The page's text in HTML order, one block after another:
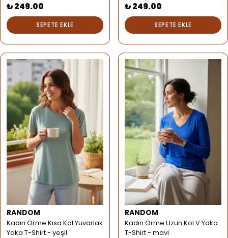
₺ 249.00
SEPETE EKLE
₺ 249.00
SEPETE EKLE
RANDOM
Kadın Örme Kısa Kol Yuvarlak
Yaka T-Shirt - yeşil
RANDOM
Kadın Örme Uzun Kol V Yaka
T-Shirt - mavi